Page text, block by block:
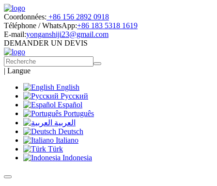
Coordonnées: +86 156 2892 0918
Téléphone / WhatsApp:+86 183 5318 1619
E-mail:yonganshiji23@gmail.com
DEMANDER UN DEVIS
| Langue
English
Русский
Español
Português
العربية
Deutsch
Italiano
Türk
Indonesia